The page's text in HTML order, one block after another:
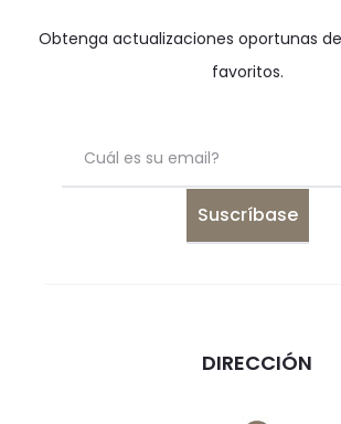
Obtenga actualizaciones oportunas
favoritos.
DIRECCIÓN